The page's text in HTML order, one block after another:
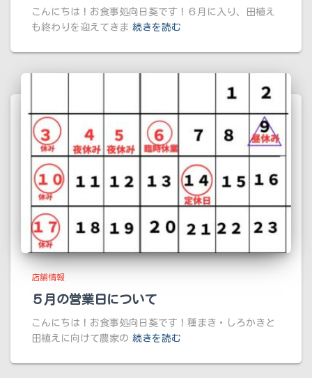
こんにちは！お食事処向日葵です！６月に入り、田植え
も終わりを迎えてきま 続きを読む
店舗情報
５月の営業日について
こんにちは！お食事処向日葵です！種まき・しろかきと
田植えに向けて農家の 続きを読む